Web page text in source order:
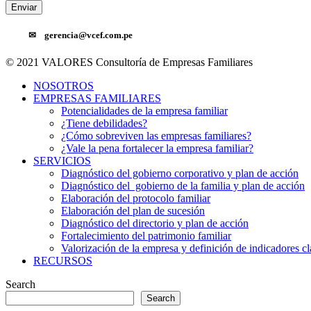
✉ gerencia@vcef.com.pe
© 2021 VALORES Consultoría de Empresas Familiares
NOSOTROS
EMPRESAS FAMILIARES
Potencialidades de la empresa familiar
¿Tiene debilidades?
¿Cómo sobreviven las empresas familiares?
¿Vale la pena fortalecer la empresa familiar?
SERVICIOS
Diagnóstico del gobierno corporativo y plan de acción
Diagnóstico del gobierno de la familia y plan de acción
Elaboración del protocolo familiar
Elaboración del plan de sucesión
Diagnóstico del directorio y plan de acción
Fortalecimiento del patrimonio familiar
Valorización de la empresa y definición de indicadores
RECURSOS
Search
Search